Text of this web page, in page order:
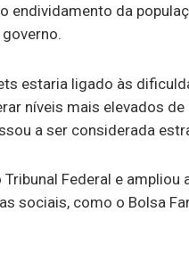
endividamento da
estaria ligado às
níveis mais elevados de
a ser considerada
Federal e ampliou
sociais, como o Bolsa